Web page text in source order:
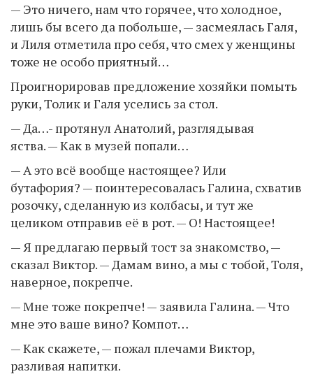
— Это ничего, нам что горячее, что холодное,
лишь бы всего да побольше, — засмеялась Галя,
и Лиля отметила про себя, что смех у женщины
тоже не особо приятный…
Проигнорировав предложение хозяйки помыть
руки, Толик и Галя уселись за стол.
— Да…- протянул Анатолий, разглядывая
яства. — Как в музей попали…
— А это всё вообще настоящее? Или
бутафория? — поинтересовалась Галина, схватив
розочку, сделанную из колбасы, и тут же
целиком отправив её в рот. — О! Настоящее!
— Я предлагаю первый тост за знакомство, —
сказал Виктор. — Дамам вино, а мы с тобой, Толя,
наверное, покрепче.
— Мне тоже покрепче! — заявила Галина. — Что
мне это ваше вино? Компот…
— Как скажете, — пожал плечами Виктор,
разливая напитки.